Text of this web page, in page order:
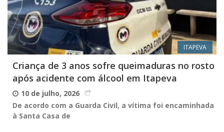
ITAPEVA
Criança de 3 anos sofre queimaduras no rosto
após acidente com álcool em Itapeva
10 de julho, 2026
De acordo com a Guarda Civil, a vítima foi encaminhada
à Santa Casa de